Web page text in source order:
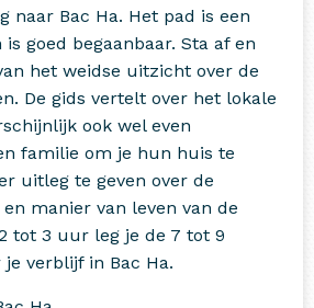
naar Bac Ha. Het pad is een
goed begaanbaar. Sta af en
het weidse uitzicht over de
De gids vertelt over het lokale
ook wel even
familie om je hun huis te
uitleg te geven over de
manier van leven van de
tot 3 uur leg je de 7 tot 9
verblijf in Bac Ha.